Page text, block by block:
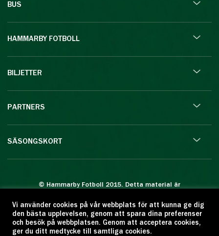
BUS
HAMMARBY FOTBOLL
BILJETTER
PARTNERS
SÄSONGSKORT
© Hammarby Fotboll 2015. Detta material är
Eftertryck eller annan kopiering är förbjuden.
Citera oss gärna men ange källan:
www.hammarbyfotboll.se. Ansvarig utgivare:
Vi använder cookies på vår webbplats för att kunna ge dig
den bästa upplevelsen, genom att spara dina preferenser
och besök på webbplatsen. Genom att acceptera cookies,
ger du ditt medtycke till samtliga cookies.